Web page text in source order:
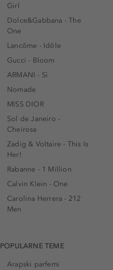
Girl
Dolce&Gabbana - The
One
Lancôme - Idôle
Gucci - Bloom
ARMANI - Sì
Nomade
MISS DIOR
Sol de Janeiro -
Cheirosa
Zadig & Voltaire - This Is
Her!
Rabanne - 1 Million
Calvin Klein - One
Carolina Herrera - 212
Men
POPULARNE TEME
Arapski parfemi